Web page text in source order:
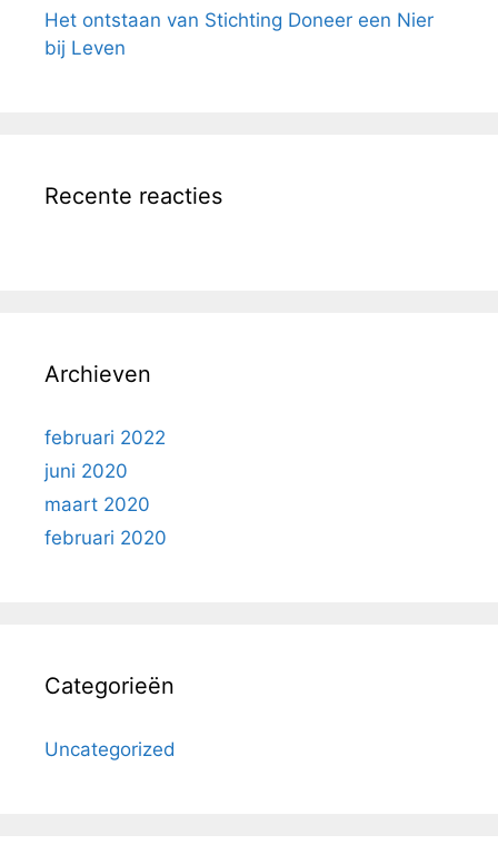
Het ontstaan van Stichting Doneer een Nier
bij Leven
Recente reacties
Archieven
februari 2022
juni 2020
maart 2020
februari 2020
Categorieën
Uncategorized